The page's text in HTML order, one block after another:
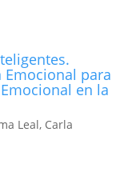
para
en la
Leal, Carla